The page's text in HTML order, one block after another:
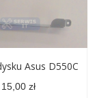
Asus D550C
15,00zł